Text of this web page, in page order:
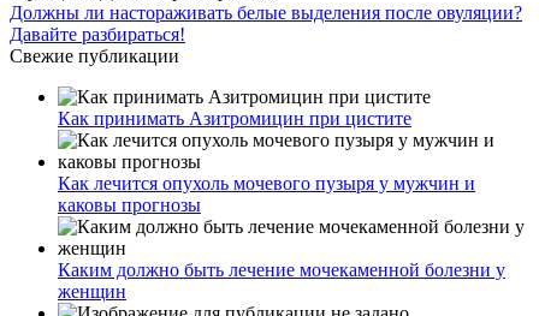
Должны ли настораживать белые выделения после овуляции?
Давайте разбираться!
Свежие публикации
Как принимать Азитромицин при цистите
Как лечится опухоль мочевого пузыря у мужчин и
каковы прогнозы
Каким должно быть лечение мочекаменной болезни у
женщин